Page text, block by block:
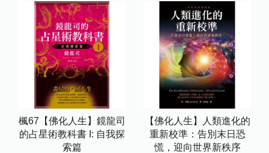
楓67【佛化人生】鏡龍司
的占星術教科書 I: 自我探
索篇
【佛化人生】人類進化的
重新校準：告別末日恐
慌，迎向世界新秩序